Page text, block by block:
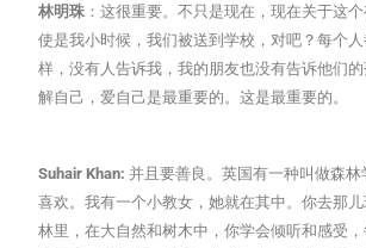
林明珠 ：这很重要。不只是现在，现在关于这
使是我小时候，我们被送到学校，对吧？每个
样，没有人告诉我，我的朋友也没有告诉他们
解自己，爱自己是最重要的。这是最重要的。
Suhair Khan:并且要善良。英国有一种叫做森
喜欢。我有一个小教女，她就在其中。你去那
林里，在大自然和树木中，你学会倾听和感受